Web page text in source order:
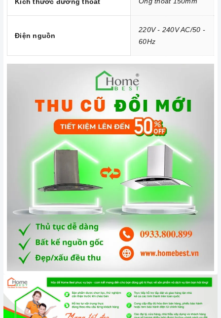
hành cùng quý khách trong quá trình mua sắm và sử dụng
Home Best , chúng tôi tự hào cung cấp đến khách hàng
đa dạng các dòngmáy hút khói MALLOCAnổi tiếng, cam kết về
chất lượng và nguồn gốc sản phẩm chính hãng. Chúng tôi tự
tin mang đến cho quý khách hàng dịch vụ chăm sóc khách
hàng tận tâm và chính sách bảo hành, hậu mãi chuyên nghiệp
Home Best Care - Trung tâm bảo trì, sửa
chữa thiết bị nhà bếp cao cấp
Điện nguồn
220V - 240V AC/50 -
60Hz